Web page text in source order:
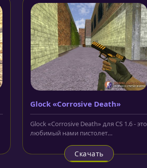
Glock «Corrosive Death»
Glock «Corrosive Death» для CS 1.6 - это
любимый нами пистолет
Скачать